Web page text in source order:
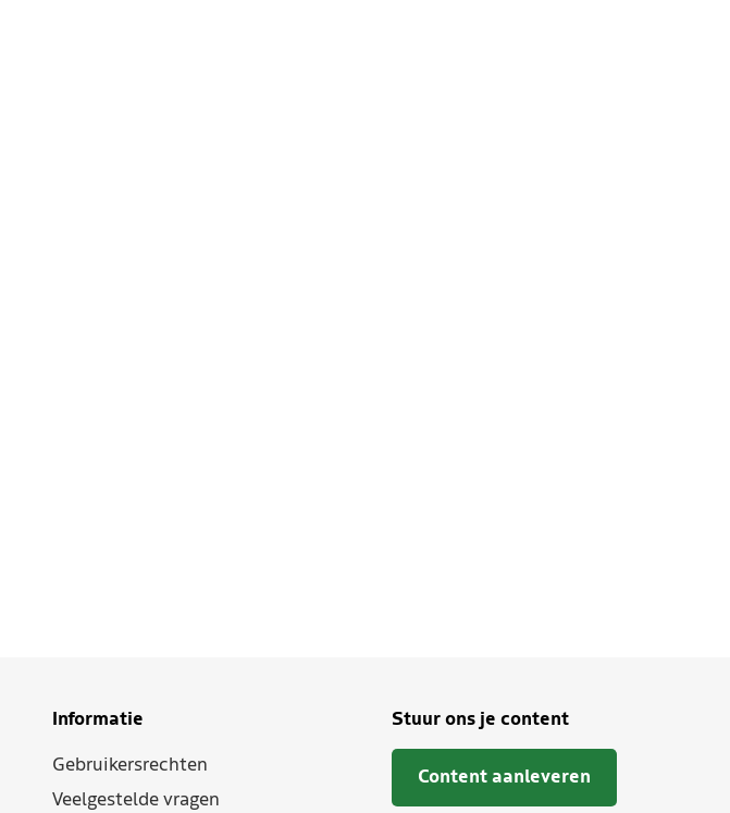
Informatie
Gebruikersrechten
Veelgestelde vragen
Stuur ons je content
Content aanleveren